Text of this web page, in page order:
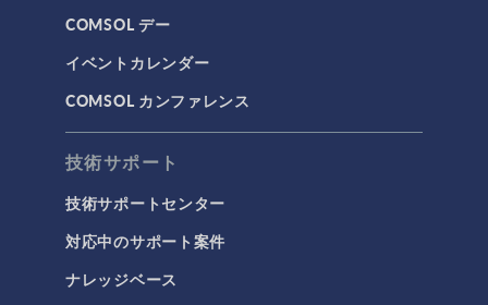
COMSOL デー
イベントカレンダー
COMSOL カンファレンス
技術サポート
技術サポートセンター
対応中のサポート案件
ナレッジベース